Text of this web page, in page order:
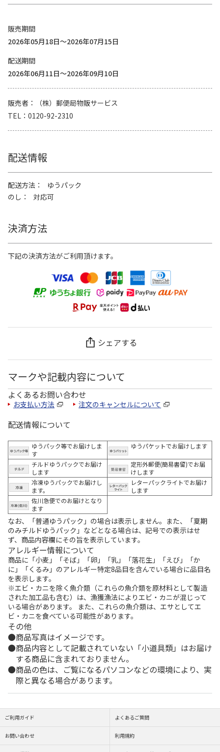
販売期間
2026年05月18日～2026年07月15日
配送期間
2026年06月11日～2026年09月10日
販売者
（株）郵便局物販サービス
TEL
0120-92-2310
配送情報
配送方法
ゆうパック
のし
対応可
決済方法
下記の決済方法がご利用頂けます。
シェアする
マークや記載内容について
よくあるお問い合わせ
お支払い方法 注文のキャンセルについて
配送情報について
ゆうパック等でお届けしま
す
ゆうパケットでお届けします
チルドゆうパックでお届け
します
定形外郵便(簡易書留)でお届
けします
冷凍ゆうパックでお届けし
ます。
レターパックライトでお届け
します
佐川急便でのお届けとなり
ます
なお、「普通ゆうパック」の場合は表示しません。また、「夏期
のみチルドゆうパック」などとなる場合は、記号での表示はせ
ず、商品内容欄にその旨を表示しています。
アレルギー情報について
商品に「小麦」「そば」「卵」「乳」「落花生」「えび」「か
に」「くるみ」のアレルギー特定8品目を含んでいる場合に品目名
を表示します。
※エビ・カニを除く魚介類（これらの魚介類を原材料として製造
された加工品も含む）は、漁獲漁法によりエビ・カニが混じって
いる場合があります。 また、これらの魚介類は、エサとしてエ
ビ・カニを食べている可能性があります。
その他
商品写真はイメージです。
商品内容として記載されていない「小道具類」はお届け
する商品に含まれておりません。
商品の色は、ご覧になるパソコンなどの環境により、実
際と異なる場合があります。
ご利用ガイド よくあるご質問
お問い合わせ 利用規約